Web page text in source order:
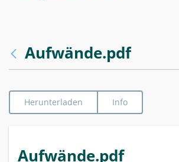
Aufwände.pdf
Herunterladen Info
Aufwände.pdf